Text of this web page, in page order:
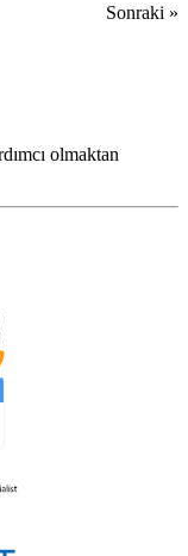
Sonraki »
olmaktan